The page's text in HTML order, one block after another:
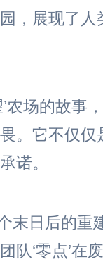
，展现了人
农场的故事
。它不仅仅
诺。
末日后的
队‘零点’在